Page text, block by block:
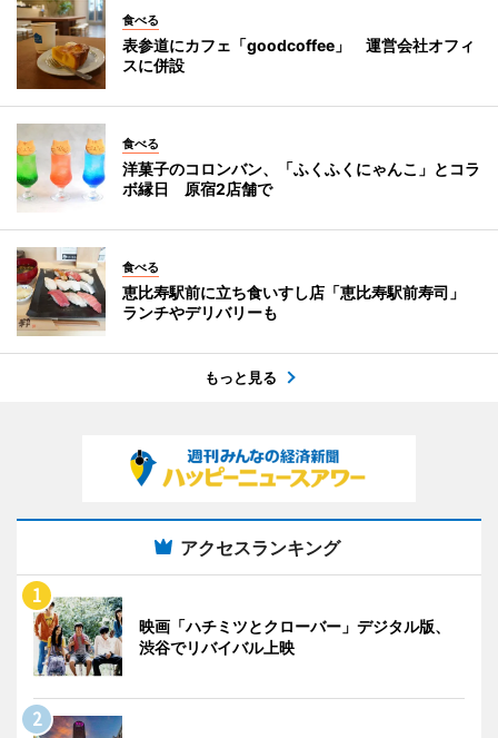
食べる
表参道にカフェ「goodcoffee」 運営会社オフィ
スに併設
食べる
洋菓子のコロンバン、「ふくふくにゃんこ」とコラ
ボ縁日 原宿2店舗で
食べる
恵比寿駅前に立ち食いすし店「恵比寿駅前寿司」
ランチやデリバリーも
もっと見る
アクセスランキング
映画「ハチミツとクローバー」デジタル版、
渋谷でリバイバル上映